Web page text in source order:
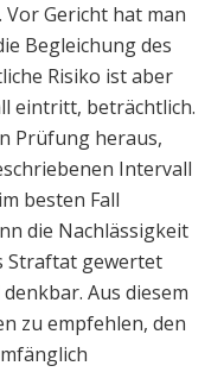
Gericht hat man
Begleichung des
Risiko ist aber
eintritt, beträchtlich.
Prüfung heraus,
Intervall
besten Fall
die Nachlässigkeit
Straftat gewertet
Aus diesem
zu empfehlen, den